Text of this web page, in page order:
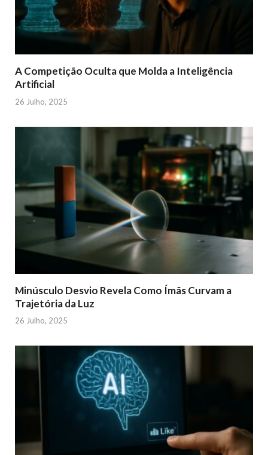
A Competição Oculta que Molda a Inteligência
Artificial
26 Julho, 2025
Minúsculo Desvio Revela Como Ímãs Curvam a
Trajetória da Luz
26 Julho, 2025